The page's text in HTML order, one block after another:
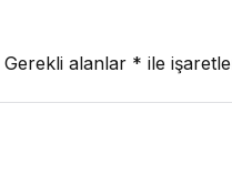
Gerekli alanlar * ile